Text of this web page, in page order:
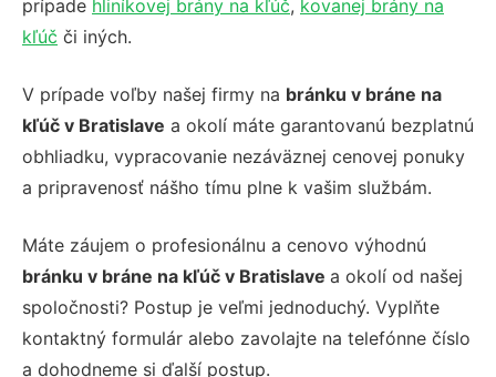
prípade hliníkovej brány na kľúč, kovanej brány na
kľúč či iných.
V prípade voľby našej firmy na bránku v bráne na
kľúč v Bratislave a okolí máte garantovanú bezplatnú
obhliadku, vypracovanie nezáväznej cenovej ponuky
a pripravenosť nášho tímu plne k vašim službám.
Máte záujem o profesionálnu a cenovo výhodnú
bránku v bráne na kľúč v Bratislave a okolí od našej
spoločnosti? Postup je veľmi jednoduchý. Vyplňte
kontaktný formulár alebo zavolajte na telefónne číslo
a dohodneme si ďalší postup.